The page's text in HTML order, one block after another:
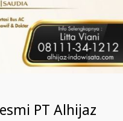
PT Alhijaz